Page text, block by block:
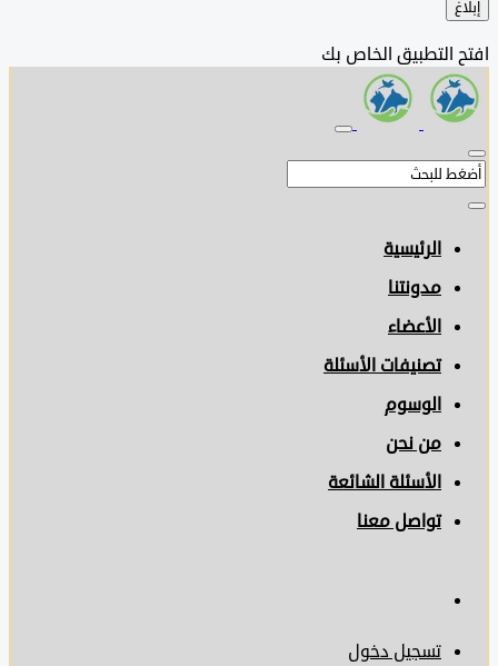
التطبيق الخاص بك
الرئيسية
مدونتنا
الأعضاء
تصنيفات الأسئلة
الوسوم
من نحن
الأسئلة الشائعة
تواصل معنا
تسجيل دخول